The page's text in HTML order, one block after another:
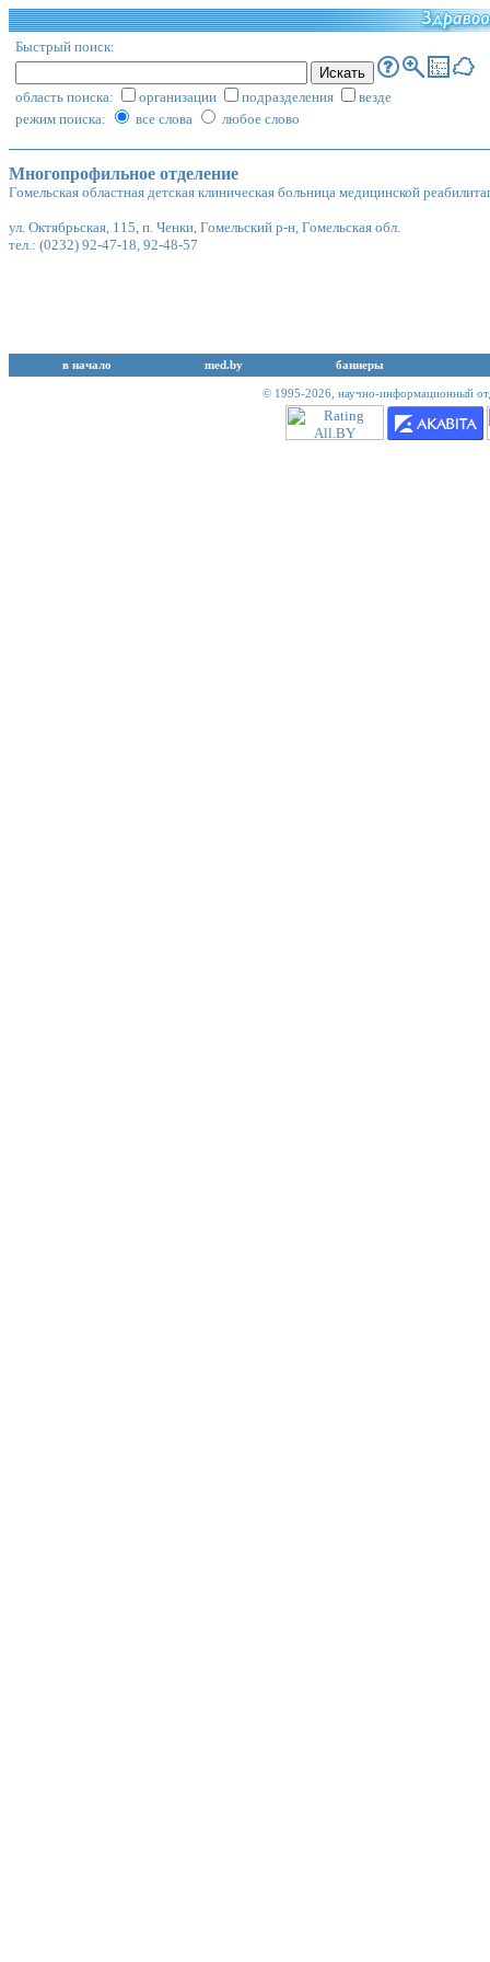
Быстрый поиск:
область поиска: организации подразделения
везде
режим поиска:
все слова любое слово
Многопрофильное отделение
Гомельская областная детская клиническая больница медицинской
ул. Октябрьская, 115, п. Ченки, Гомельский р-н, Гомельская обл.
тел.: (0232) 92-47-18, 92-48-57
в начало med.by баннеры
© 1995-2026, научно-информационный